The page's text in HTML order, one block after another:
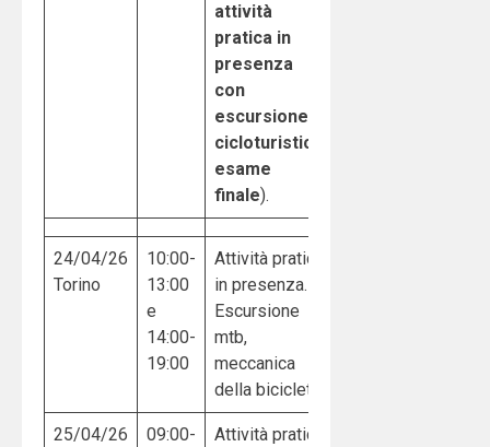
attività
pratica in
presenza
con
escursione
cicloturistica,
esame
finale).
24/04/26
Torino
10:00-
13:00
e
14:00-
19:00
Attività pratica
in presenza.
Escursione
mtb,
meccanica
della bicicletta
25/04/26
09:00-
Attività pratica